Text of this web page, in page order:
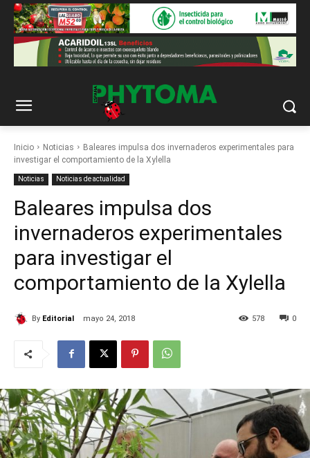
Inicio Noticias
Baleares impulsa dos invernaderos experimentales para
investigar el comportamiento de la Xylella
Noticias Noticias de actualidad
Baleares impulsa dos
invernaderos experimentales
para investigar el
comportamiento de la Xylella
By Editorial mayo 24, 2018 0
578